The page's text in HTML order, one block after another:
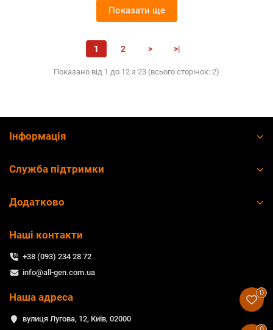
Показати ще
1 2 > >|
Показано від 1 до 12 з 23 (всього сторінок: 2)
Інформація
Служба підтримки
Додатково
Наші контакти
+38 (093) 234 28 72
info@all-gen.com.ua
Наша адреса
вулиця Лугова, 12, Київ, 02000
0